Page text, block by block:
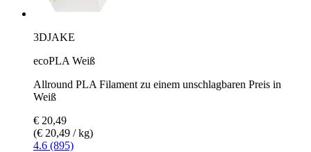
3DJAKE
ecoPLA Weiß
Allround PLA Filament zu einem unschlagbaren Preis in
Weiß
€ 20,49
(€ 20,49 / kg)
4.6 (895)